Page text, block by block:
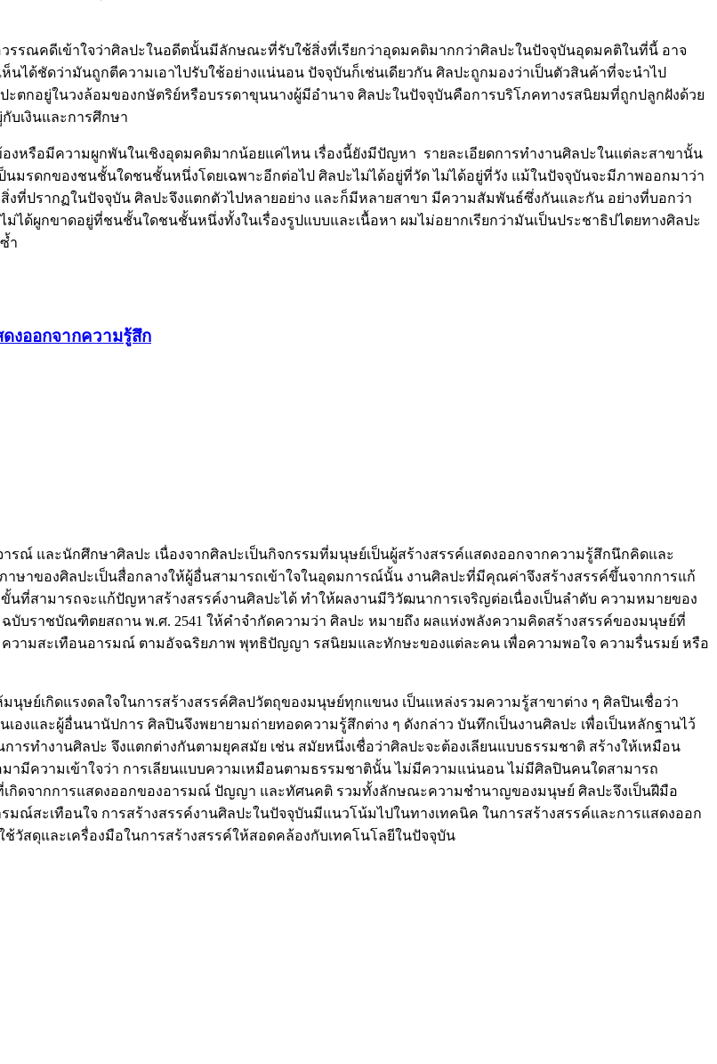
รรณคดีเข้าใจว่าศิลปะในอดีตนั้นมีลักษณะที่รับใช้สิ่งที่เรียกว่าอุดมคติมากกว่าศิลปะในปัจจุบันอุดมคติในที่นี้ อาจ
ได้ชัดว่ามันถูกตีความเอาไปรับใช้อย่างแน่นอน ปัจจุบันก็เช่นเดียวกัน ศิลปะถูกมองว่าเป็นตัวสินค้าที่จะนำไป
กอยู่ในวงล้อมของกษัตริย์หรือบรรดาขุนนางผู้มีอำนาจ ศิลปะในปัจจุบันคือการบริโภคทางรสนิยมที่ถูกปลูกฝังด้วย
บเงินและการศึกษา
งหรือมีความผูกพันในเชิงอุดมคติมากน้อยแค่ไหน เรื่องนี้ยังมีปัญหา รายละเอียดการทำงานศิลปะในแต่ละสาขานั้น
มรดกของชนชั้นใดชนชั้นหนึ่งโดยเฉพาะอีกต่อไป ศิลปะไม่ได้อยู่ที่วัด ไม่ได้อยู่ที่วัง แม้ในปัจจุบันจะมีภาพออกมาว่า
ที่ปรากฏในปัจจุบัน ศิลปะจึงแตกตัวไปหลายอย่าง และก็มีหลายสาขา มีความสัมพันธ์ซึ่งกันและกัน อย่างที่บอกว่า
ด้ผูกขาดอยู่ที่ชนชั้นใดชนชั้นหนึ่งทั้งในเรื่องรูปแบบและเนื้อหา ผมไม่อยากเรียกว่ามันเป็นประชาธิปไตยทางศิลปะ
ำ
งออกจากความรู้สึก
ณ์ และนักศึกษาศิลปะ เนื่องจากศิลปะเป็นกิจกรรมที่มนุษย์เป็นผู้สร้างสรรค์แสดงออกจากความรู้สึกนึกคิดและ
าของศิลปะเป็นสื่อกลางให้ผู้อื่นสามารถเข้าใจในอุดมการณ์นั้น งานศิลปะที่มีคุณค่าจึงสร้างสรรค์ขึ้นจากการแก้
ามารถจะแก้ปัญหาสร้างสรรค์งานศิลปะได้ ทำให้ผลงานมีวิวัฒนาการเจริญต่อเนื่องเป็นลำดับ ความหมายของ
บราชบัณฑิตยสถาน พ.ศ. 2541 ให้คำจำกัดความว่า ศิลปะ หมายถึง ผลแห่งพลังความคิดสร้างสรรค์ของมนุษย์ที่
วามสะเทือนอารมณ์ ตามอัจฉริยภาพ พุทธิปัญญา รสนิยมและทักษะของแต่ละคน เพื่อความพอใจ ความรื่นรมย์ หรือ
ษย์เกิดแรงดลใจในการสร้างสรรค์ศิลปวัตถุของมนุษย์ทุกแขนง เป็นแหล่งรวมความรู้สาขาต่าง ๆ ศิลปินเชื่อว่า
งและผู้อื่นนานัปการ ศิลปินจึงพยายามถ่ายทอดความรู้สึกต่าง ๆ ดังกล่าว บันทึกเป็นงานศิลปะ เพื่อเป็นหลักฐานไว้
รทำงานศิลปะ จึงแตกต่างกันตามยุคสมัย เช่น สมัยหนึ่งเชื่อว่าศิลปะจะต้องเลียนแบบธรรมชาติ สร้างให้เหมือน
ามีความเข้าใจว่า การเลียนแบบความเหมือนตามธรรมชาตินั้น ไม่มีความแน่นอน ไม่มีศิลปินคนใดสามารถ
กิดจากการแสดงออกของอารมณ์ ปัญญา และทัศนคติ รวมทั้งลักษณะความชำนาญของมนุษย์ ศิลปะจึงเป็นฝีมือ
ณ์สะเทือนใจ การสร้างสรรค์งานศิลปะในปัจจุบันมีแนวโน้มไปในทางเทคนิค ในการสร้างสรรค์และการแสดงออก
วัสดุและเครื่องมือในการสร้างสรรค์ให้สอดคล้องกับเทคโนโลยีในปัจจุบัน